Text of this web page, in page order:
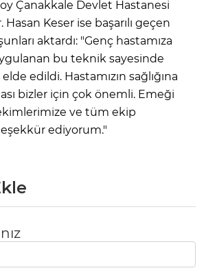
Çanakkale Devlet Hastanesi
Keser ise başarılı geçen
aktardı: "Genç hastamıza
bu teknik sayesinde
edildi. Hastamızın sağlığına
bizler için çok önemli. Emeği
ve tüm ekip
ediyorum."